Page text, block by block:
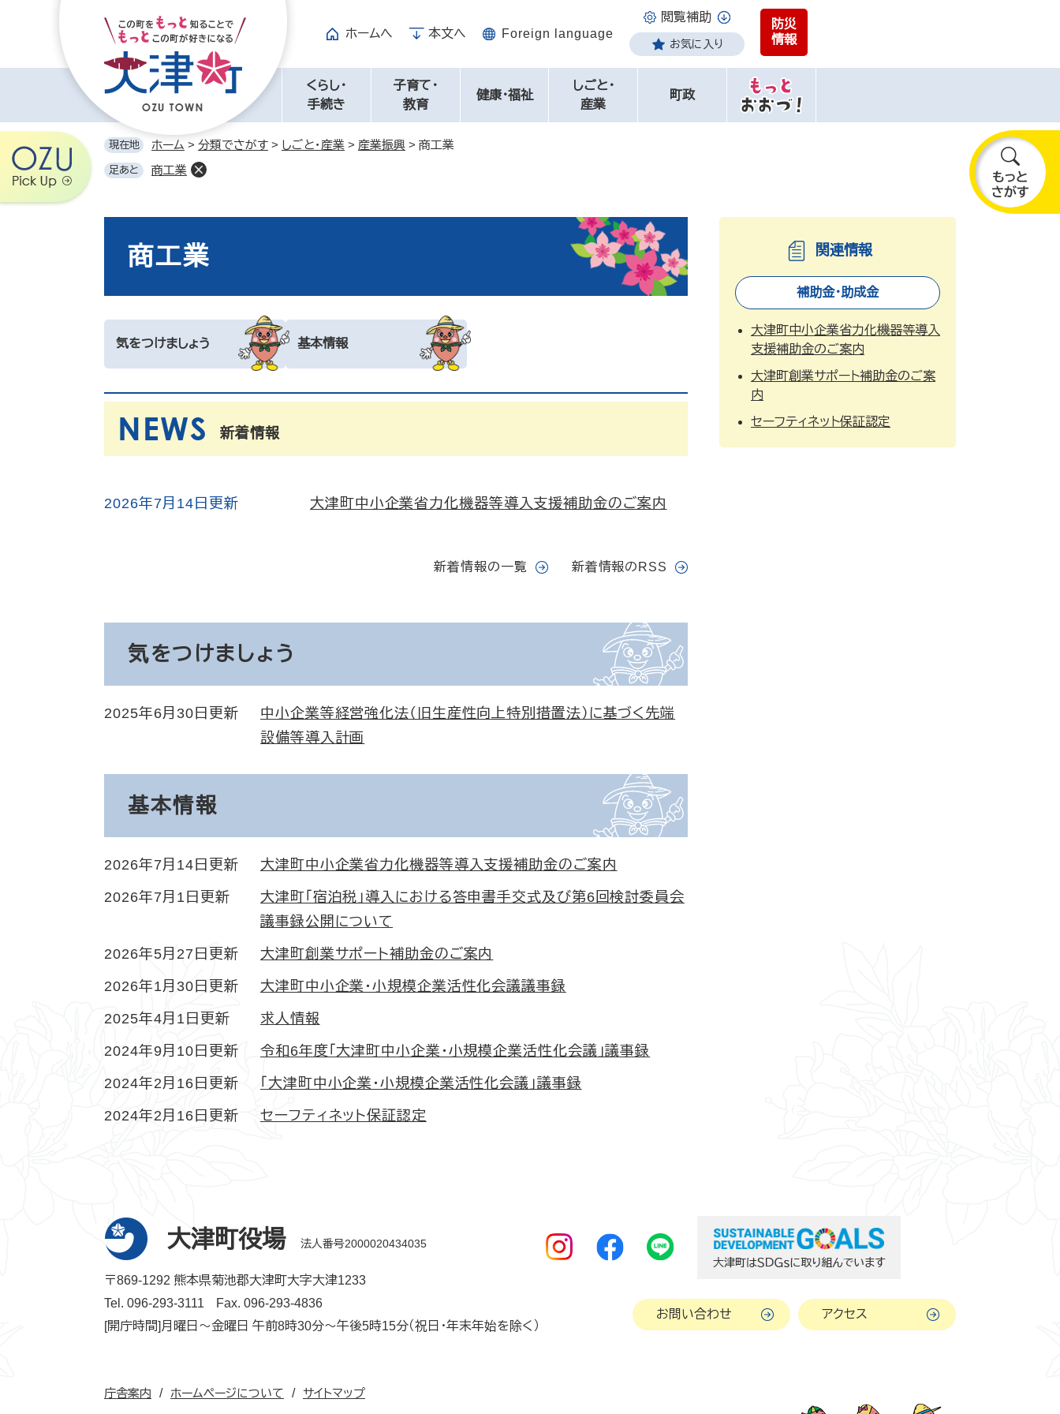
の
で
ー
ば
て
ホームへ 本文へ Foreign language
閲覧補助
お気に入り
防災
情報
くらし・
手続き
子育て・
教育
健康・福祉
しごと・
産業
町政
も
っ
現在地 ホーム > 分類でさがす > しごと・産業 > 産業振興 > 商工業
足あと 商工業
商工業
気をつけましょう 基本情報
新着情報
2026年7月14日更新 大津町中小企業省力化機器等導入支援補助金のご案内
新着情報の一覧 新着情報のRSS
気をつけましょう
2025年6月30日更新
中小企業等経営強化法（旧生産性向上特別措置法）に基づく先端
設備等導入計画
基本情報
2026年7月14日更新 大津町中小企業省力化機器等導入支援補助金のご案内
2026年7月1日更新
大津町「宿泊税」導入における答申書手交式及び第6回検討委員会
議事録公開について
2026年5月27日更新 大津町創業サポート補助金のご案内
2026年1月30日更新 大津町中小企業・小規模企業活性化会議議事録
2025年4月1日更新 求人情報
2024年9月10日更新 令和6年度「大津町中小企業・小規模企業活性化会議」議事録
2024年2月16日更新 「大津町中小企業・小規模企業活性化会議」議事録
2024年2月16日更新 セーフティネット保証認定
関連情報
補助金・助成金
大津町中小企業省力化機器等導入
支援補助金のご案内
大津町創業サポート補助金のご案
内
セーフティネット保証認定
大津町役場 法人番号2000020434035
〒869-1292 熊本県菊池郡大津町大字大津1233
Tel. 096-293-3111
Fax. 096-293-4836
[開庁時間]月曜日～金曜日 午前8時30分～午後5時15分（祝日・年末年始を除く）
お問い合わせ アクセス
庁舎案内 ホームページについて サイトマップ